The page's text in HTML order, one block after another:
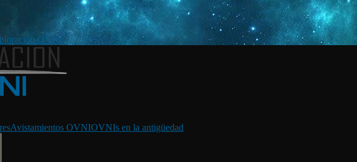
OVNI
Avistamientos OVNIOVNIs en la antigüedad